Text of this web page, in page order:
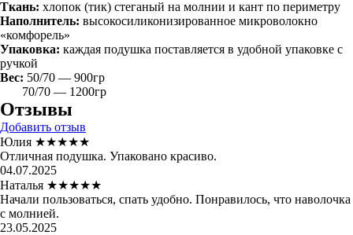
Ткань: хлопок (тик) стеганый на молнии и кант по периметру
Наполнитель: высокосиликонизированное микроволокно
«комфорель»
Упаковка: каждая подушка поставляется в удобной упаковке с
ручкой
Вес: 50/70 — 900гр
70/70 — 1200гр
Отзывы
Добавить отзыв
Юлия ★★★★★
Отличная подушка. Упаковано красиво.
04.07.2025
Наталья ★★★★★
Начали пользоваться, спать удобно. Понравилось, что наволочка
с молнией.
23.05.2025